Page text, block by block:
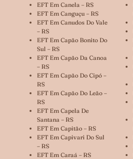
EFT Em Canela – RS
EFT Em Canguçu – RS
EFT Em Canudos Do Vale
– RS
EFT Em Capão Bonito Do
Sul – RS
EFT Em Capão Da Canoa
– RS
EFT Em Capão Do Cipó –
RS
EFT Em Capão Do Leão –
RS
EFT Em Capela De
Santana – RS
EFT Em Capitão – RS
EFT Em Capivari Do Sul
– RS
EFT Em Caraá – RS